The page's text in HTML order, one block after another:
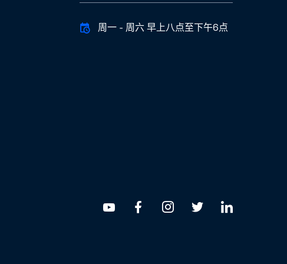
周一 - 周六 早上八点至下午6点